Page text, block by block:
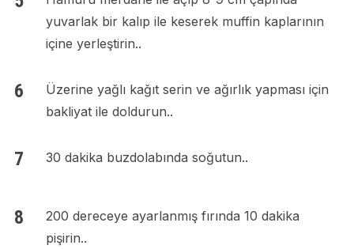
yuvarlak bir kalıp ile keserek muffin kaplarının
içine yerleştirin..
Üzerine yağlı kağıt serin ve ağırlık yapması için
bakliyat ile doldurun..
30 dakika buzdolabında soğutun..
200 dereceye ayarlanmış fırında 10 dakika
pişirin..